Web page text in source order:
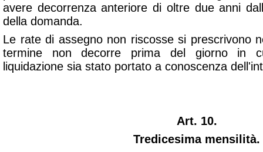
avere decorrenza anteriore di oltre due anni
della domanda.
Le rate di assegno non riscosse si prescrivono
termine non decorre prima del giorno in
liquidazione sia stato portato a conoscenza
Art. 10.
Tredicesima mensilità.